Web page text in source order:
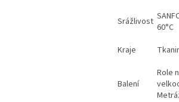
Srážlivost 60°C
Kraje
Balení
Role